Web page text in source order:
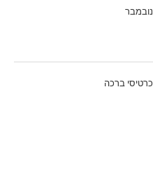
נובמבר
כרטיסי ברכה